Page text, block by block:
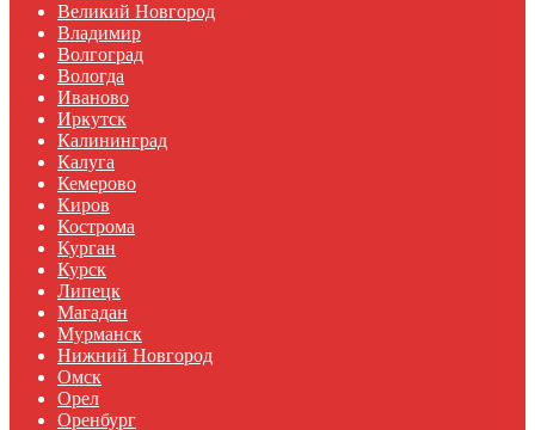
Великий Новгород
Владимир
Волгоград
Вологда
Иваново
Иркутск
Калининград
Калуга
Кемерово
Киров
Кострома
Курган
Курск
Липецк
Магадан
Мурманск
Нижний Новгород
Омск
Орел
Оренбург